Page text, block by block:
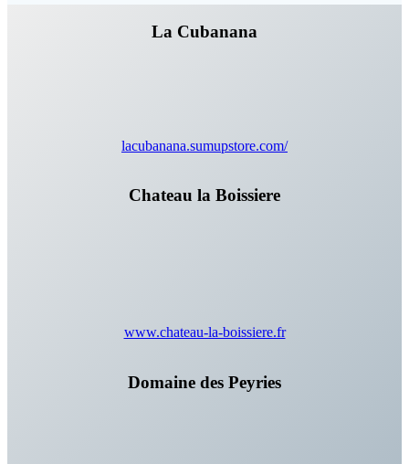
La Cubanana
lacubanana.sumupstore.com/
Chateau la Boissiere
www.chateau-la-boissiere.fr
Domaine des Peyries